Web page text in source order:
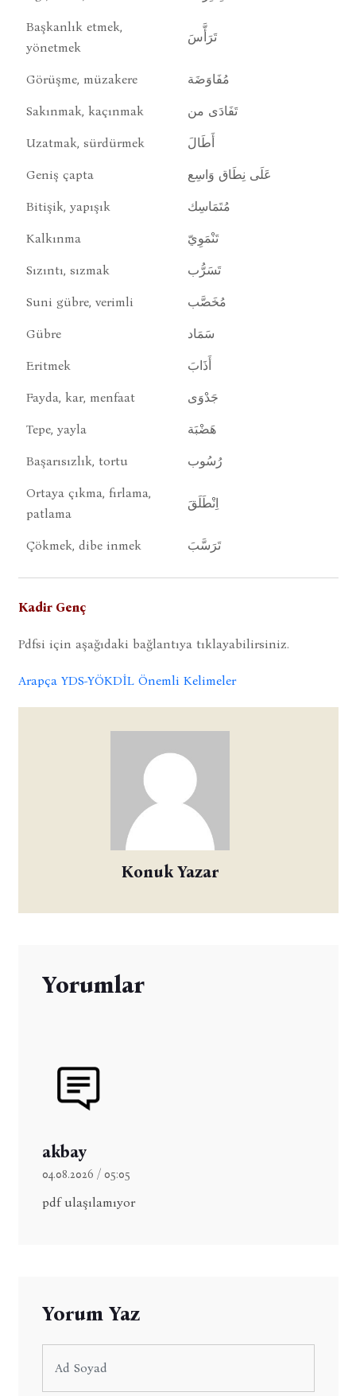
Başkanlık etmek,
yönetmek
تَرَأَّسَ
Görüşme, müzakere مُفَاوَضَة
Sakınmak, kaçınmak تَفَادَى من
Uzatmak, sürdürmek أَطَالَ
Geniş çapta عَلَى نِطَاق وَاسِع
Bitişik, yapışık مُتَمَاسِك
Kalkınma تَنْمَوِيّ
Sızıntı, sızmak تَسَرُّب
Suni gübre, verimli مُخَصَّب
Gübre سَمَاد
Eritmek أَذَابَ
Fayda, kar, menfaat جَدْوَى
Tepe, yayla هَضْبَة
Başarısızlık, tortu رُسُوب
Ortaya çıkma, fırlama,
patlama
اِنْطَلَقَ
Çökmek, dibe inmek تَرَسَّبَ
Kadir Genç
Pdfsi için aşağıdaki bağlantıya tıklayabilirsiniz.
Arapça YDS-YÖKDİL Önemli Kelimeler
Konuk Yazar
Yorumlar
akbay
04.08.2026 / 05:05
pdf ulaşılamıyor
Yorum Yaz